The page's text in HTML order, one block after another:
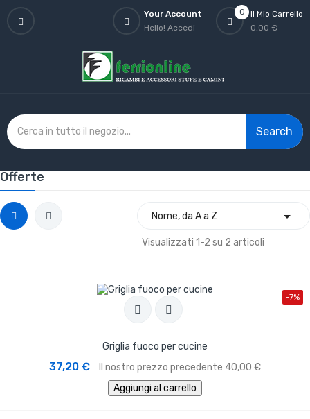
0
Il Mio Carrello
0,00 €
Your Account
Hello! Accedi
Search
Offerte
Nome, da A a Z 
Visualizzati 1-2 su 2 articoli
-7%
Griglia fuoco per cucine
37,20 € Il nostro prezzo precedente 40,00 €
Aggiungi al carrello